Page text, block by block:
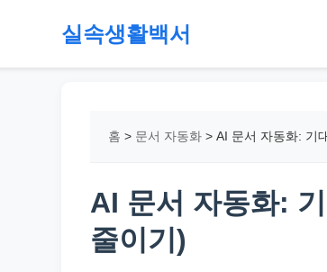
실속생활백서
절
홈 > 문서 자동화 > AI 문서 자동화: 기
AI 문서 자동화:
줄이기)